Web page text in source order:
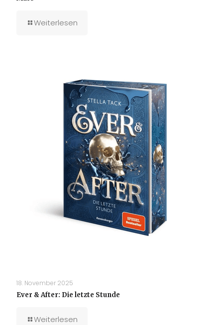
Weiterlesen
18. November 2025
Ever & After: Die letzte Stunde
Weiterlesen